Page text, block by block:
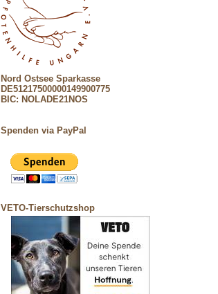
Nord Ostsee Sparkasse
DE51217500000149900775
BIC: NOLADE21NOS
Spenden via PayPal
VETO-Tierschutzshop